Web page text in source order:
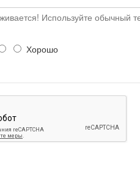
Используйте обычный
Хорошо